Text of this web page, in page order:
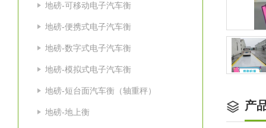
地磅-可移动电子汽车衡
地磅-便携式电子汽车衡
地磅-数字式电子汽车衡
地磅-模拟式电子汽车衡
地磅-短台面汽车衡（轴重秤）
地磅-地上衡 产